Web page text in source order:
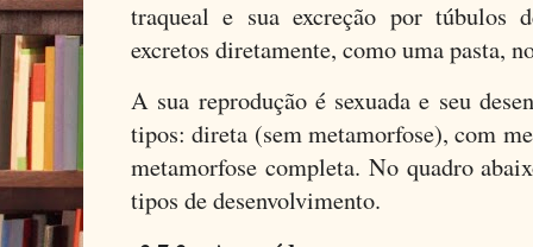
traqueal e sua excreção por túbulos
excretos diretamente, como uma pasta,
A sua reprodução é sexuada e seu
tipos: direta (sem metamorfose), com
metamorfose completa. No quadro
tipos de desenvolvimento.